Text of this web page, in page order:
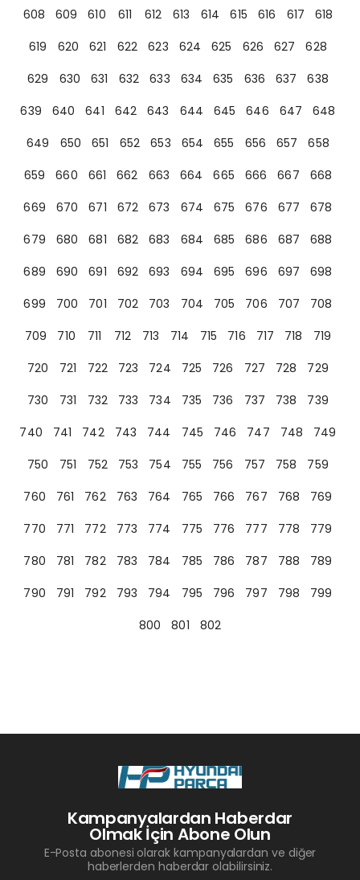
608
609 610 611 612 613 614 615 616 617
618
619
620 621 622 623 624 625 626 627
628
629
630 631 632 633 634 635 636 637
638
639
640 641 642 643 644 645 646 647
648
649
650 651 652 653 654 655 656 657
658
659
660 661 662 663 664 665 666 667
668
669
670 671 672 673 674 675 676 677
678
679
680 681 682 683 684 685 686 687
688
689
690 691 692 693 694 695 696 697
698
699
700 701 702 703 704 705 706 707
708
709
710 711 712 713 714 715 716 717 718
719
720
721 722 723 724 725 726 727 728
729
730
731 732 733 734 735 736 737 738
739
740
741 742 743 744 745 746 747 748
749
750
751 752 753 754 755 756 757 758
759
760
761 762 763 764 765 766 767 768
769
770
771 772 773 774 775 776 777 778
779
780
781 782 783 784 785 786 787 788
789
790
791 792 793 794 795 796 797 798
799
800
801 802
Kampanyalardan Haberdar
Olmak İçin Abone Olun
E-Posta abonesi olarak kampanyalardan ve diğer
haberlerden haberdar olabilirsiniz.